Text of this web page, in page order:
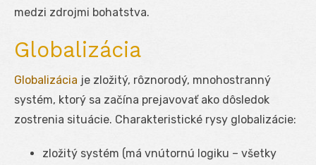
medzi zdrojmi bohatstva.
Globalizácia
Globalizácia je zložitý, rôznorodý, mnohostranný
systém, ktorý sa začína prejavovať ako dôsledok
zostrenia situácie. Charakteristické rysy globalizácie:
zložitý systém (má vnútornú logiku – všetky